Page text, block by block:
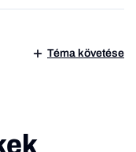
Téma követése